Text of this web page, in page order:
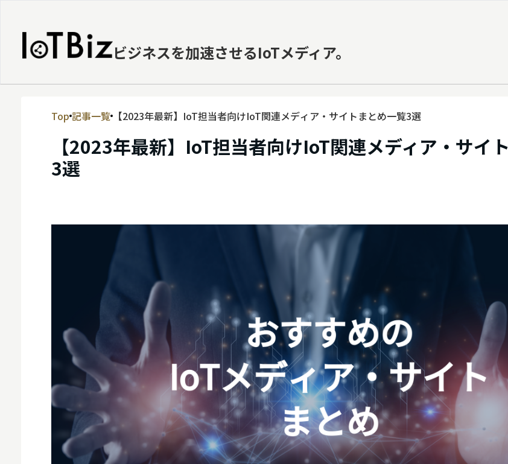
ビジネスを加速させるIoTメディア。
MVNE
エッジ
MNO
スマート漁業
PR
5G
クラウド
M2M
VPN
Top 記事一覧 【2023年最新】IoT担当者向けIoT関連メディア・サイトまとめ一覧3選
【2023年最新】IoT担当者向けIoT関連メディア・サイ
3選